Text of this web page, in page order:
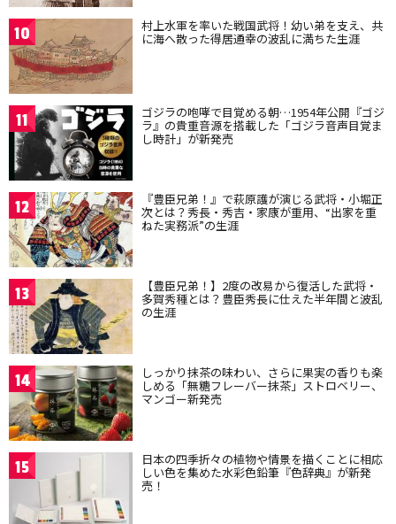
10 村上水軍を率いた戦国武将！幼い弟を支え、共
に海へ散った得居通幸の波乱に満ちた生涯
11 ゴジラの咆哮で目覚める朝…1954年公開『ゴジ
ラ』の貴重音源を搭載した「ゴジラ音声目覚ま
し時計」が新発売
12 『豊臣兄弟！』で萩原護が演じる武将・小堀正
次とは？秀長・秀吉・家康が重用、“出家を重
ねた実務派”の生涯
13 【豊臣兄弟！】2度の改易から復活した武将・
多賀秀種とは？豊臣秀長に仕えた半年間と波乱
の生涯
14 しっかり抹茶の味わい、さらに果実の香りも楽
しめる「無糖フレーバー抹茶」ストロベリー、
マンゴー新発売
15 日本の四季折々の植物や情景を描くことに相応
しい色を集めた水彩色鉛筆『色辞典』が新発
売！